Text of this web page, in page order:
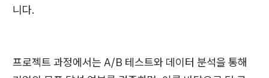
니다.
프로젝트 과정에서는 A/B 테스트와 데이터 분석을 통해